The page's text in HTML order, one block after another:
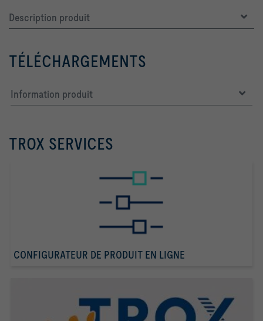
Description produit
TÉLÉCHARGEMENTS
Information produit
TROX SERVICES
CONFIGURATEUR DE PRODUIT EN LIGNE